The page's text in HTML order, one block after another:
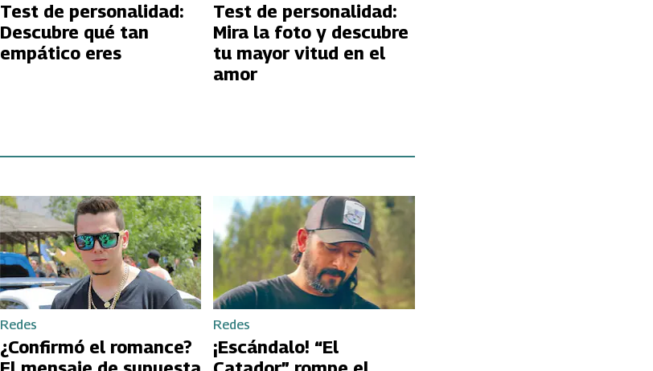
Test de personalidad:
Descubre qué tan
empático eres
Test de personalidad:
Mira la foto y descubre
tu mayor vitud en el
amor
Redes
¿Confirmó el romance?
Redes
¡Escándalo! “El